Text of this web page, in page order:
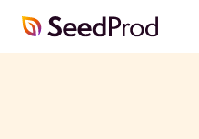
SeedProd